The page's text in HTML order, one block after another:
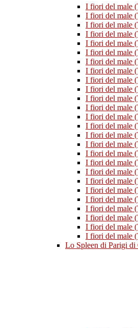
I fiori del male
I fiori del male
I fiori del male
I fiori del male
I fiori del male
I fiori del male
I fiori del male
I fiori del male
I fiori del male
I fiori del male
I fiori del male
I fiori del male
I fiori del male
I fiori del male
I fiori del male
I fiori del male
I fiori del male
I fiori del male
I fiori del male
I fiori del male
I fiori del male
I fiori del male
I fiori del male
I fiori del male
I fiori del male
I fiori del male
Lo Spleen di Parigi di